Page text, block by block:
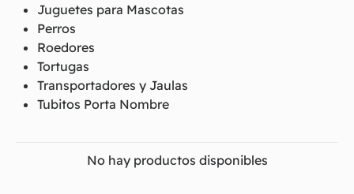
Juguetes para Mascotas
Perros
Roedores
Tortugas
Transportadores y Jaulas
Tubitos Porta Nombre
No hay productos disponibles